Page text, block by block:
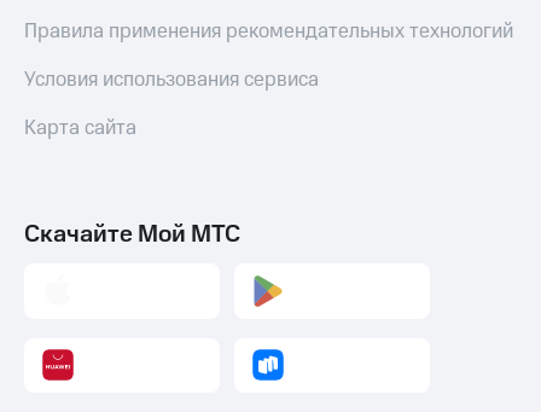
Правила применения рекомендательных технологий
Условия использования сервиса
Карта сайта
Скачайте Мой МТС